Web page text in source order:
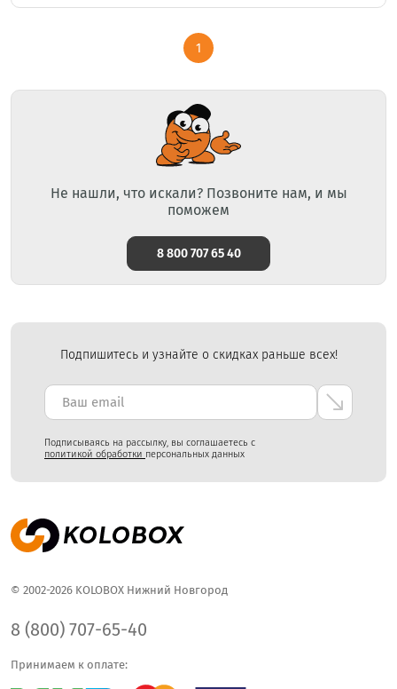
1
Не нашли, что искали? Позвоните нам, и мы
поможем
8 800 707 65 40
Подпишитесь и узнайте о скидках раньше всех!
Подписываясь на рассылку, вы соглашаетесь с
политикой обработки персональных данных
© 2002-2026 KOLOBOX Нижний Новгород
8 (800) 707-65-40
Принимаем к оплате: